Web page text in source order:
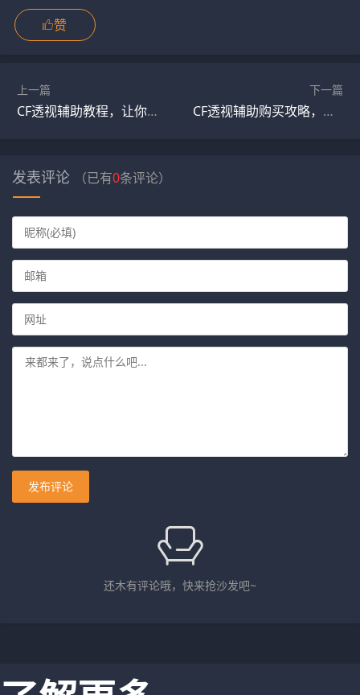
赞
上一篇
CF透视辅助教程，让你轻松上手！
下一篇
CF透视辅助购买攻略，让你买到心仪的透视辅助！
发表评论 （已有0条评论）
发布评论
还木有评论哦，快来抢沙发吧~